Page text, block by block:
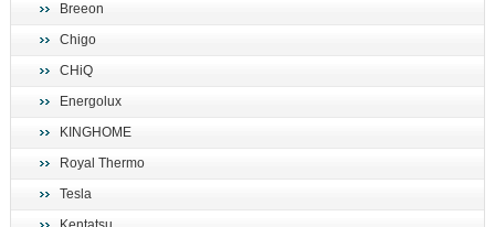
Breeon
Chigo
CHiQ
Energolux
KINGHOME
Royal Thermo
Tesla